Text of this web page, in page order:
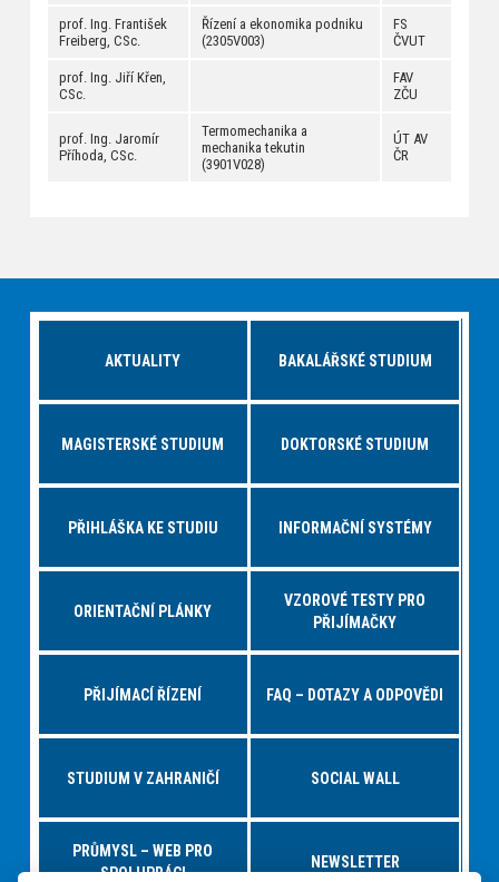
prof. Ing. František
Freiberg, CSc.
Řízení a ekonomika podniku
(2305V003)
FS
ČVUT
prof. Ing. Jiří Křen,
CSc.
FAV
ZČU
prof. Ing. Jaromír
Příhoda, CSc.
Termomechanika a
mechanika tekutin
(3901V028)
ÚT AV
ČR
AKTUALITY BAKALÁŘSKÉ STUDIUM
MAGISTERSKÉ STUDIUM DOKTORSKÉ STUDIUM
PŘIHLÁŠKA KE STUDIU INFORMAČNÍ SYSTÉMY
ORIENTAČNÍ PLÁNKY
VZOROVÉ TESTY PRO
PŘIJÍMAČKY
PŘIJÍMACÍ ŘÍZENÍ FAQ – DOTAZY A ODPOVĚDI
STUDIUM V ZAHRANIČÍ SOCIAL WALL
PRŮMYSL – WEB PRO
SPOLUPRÁCI
NEWSLETTER